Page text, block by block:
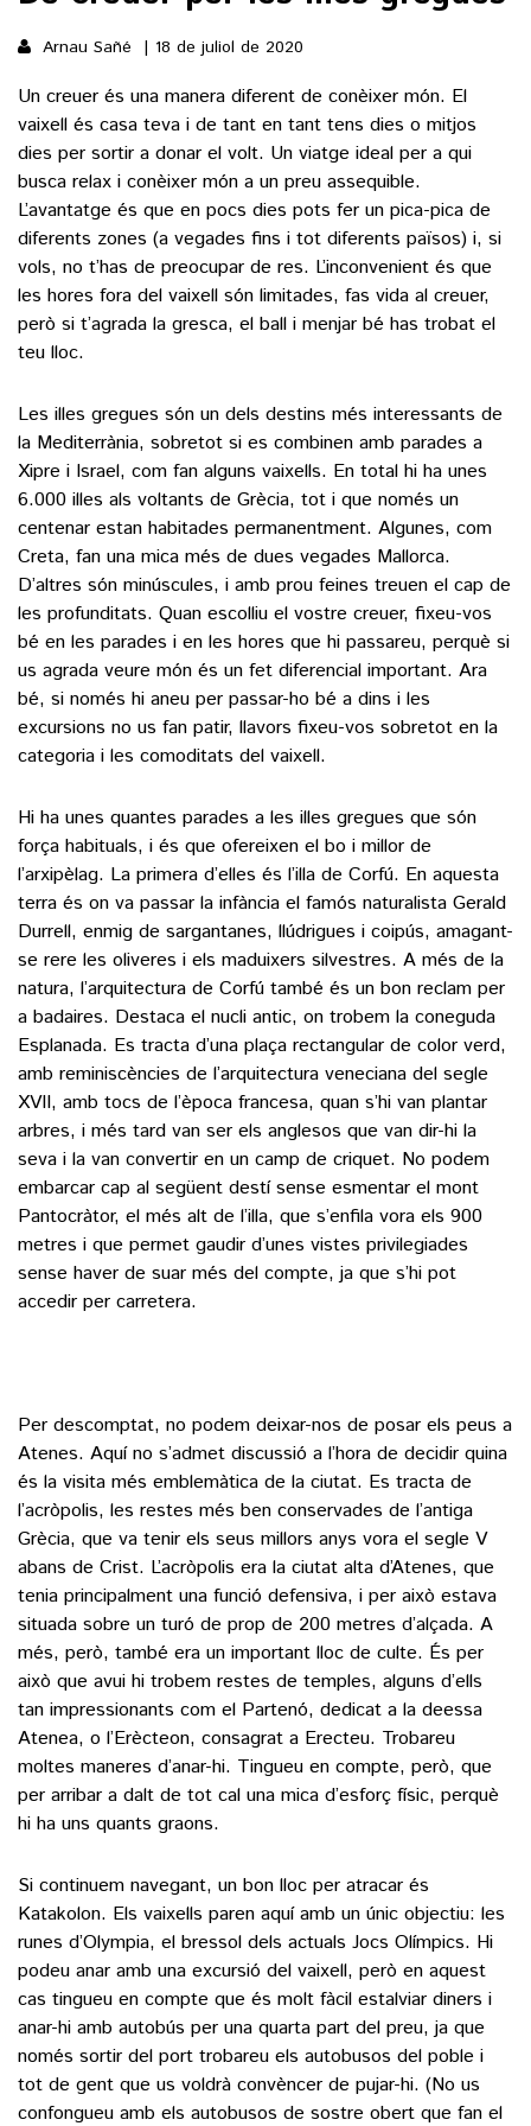
ACTUALITAT
POLÍTICA
SOCIETAT
ECONOMIA
ESPORTS
FUTBOL
HOQUEI PATINS
MOTOR
CULTURA
ARTS ESCÈNIQUES
CALAIX
VEURE TOTES
SUPLEMENTS
9MAGAZÍN
AGENDA
BLOGOSFERA
Arnau Sañé 18 de juliol de 2020
Un creuer és una manera diferent de conèixer món. El
vaixell és casa teva i de tant en tant tens dies o mitjos
dies per sortir a donar el volt. Un viatge ideal per a qui
busca relax i conèixer món a un preu assequible.
L’avantatge és que en pocs dies pots fer un pica-pica de
diferents zones (a vegades fins i tot diferents països) i, si
vols, no t’has de preocupar de res. L’inconvenient és que
les hores fora del vaixell són limitades, fas vida al creuer,
però si t’agrada la gresca, el ball i menjar bé has trobat el
teu lloc.
Les illes gregues són un dels destins més interessants de
la Mediterrània, sobretot si es combinen amb parades a
Xipre i Israel, com fan alguns vaixells. En total hi ha unes
6.000 illes als voltants de Grècia, tot i que només un
centenar estan habitades permanentment. Algunes, com
Creta, fan una mica més de dues vegades Mallorca.
D’altres són minúscules, i amb prou feines treuen el cap de
les profunditats. Quan escolliu el vostre creuer, fixeu-vos
bé en les parades i en les hores que hi passareu, perquè si
us agrada veure món és un fet diferencial important. Ara
bé, si només hi aneu per passar-ho bé a dins i les
excursions no us fan patir, llavors fixeu-vos sobretot en la
categoria i les comoditats del vaixell.
Hi ha unes quantes parades a les illes gregues que són
força habituals, i és que ofereixen el bo i millor de
l’arxipèlag. La primera d’elles és l’illa de Corfú. En aquesta
terra és on va passar la infància el famós naturalista Gerald
Durrell, enmig de sargantanes, llúdrigues i coipús, amagant-
se rere les oliveres i els maduixers silvestres. A més de la
natura, l’arquitectura de Corfú també és un bon reclam per
a badaires. Destaca el nucli antic, on trobem la coneguda
Esplanada. Es tracta d’una plaça rectangular de color verd,
amb reminiscències de l’arquitectura veneciana del segle
XVII, amb tocs de l’època francesa, quan s’hi van plantar
arbres, i més tard van ser els anglesos que van dir-hi la
seva i la van convertir en un camp de criquet. No podem
embarcar cap al següent destí sense esmentar el mont
Pantocràtor, el més alt de l’illa, que s’enfila vora els 900
metres i que permet gaudir d’unes vistes privilegiades
sense haver de suar més del compte, ja que s’hi pot
accedir per carretera.
Per descomptat, no podem deixar-nos de posar els peus a
Atenes. Aquí no s’admet discussió a l’hora de decidir quina
és la visita més emblemàtica de la ciutat. Es tracta de
l’acròpolis, les restes més ben conservades de l’antiga
Grècia, que va tenir els seus millors anys vora el segle V
abans de Crist. L’acròpolis era la ciutat alta d’Atenes, que
tenia principalment una funció defensiva, i per això estava
situada sobre un turó de prop de 200 metres d’alçada. A
més, però, també era un important lloc de culte. És per
això que avui hi trobem restes de temples, alguns d’ells
tan impressionants com el Partenó, dedicat a la deessa
Atenea, o l’Erècteon, consagrat a Erecteu. Trobareu
moltes maneres d’anar-hi. Tingueu en compte, però, que
per arribar a dalt de tot cal una mica d’esforç físic, perquè
hi ha uns quants graons.
Si continuem navegant, un bon lloc per atracar és
Katakolon. Els vaixells paren aquí amb un únic objectiu: les
runes d’Olympia, el bressol dels actuals Jocs Olímpics. Hi
podeu anar amb una excursió del vaixell, però en aquest
cas tingueu en compte que és molt fàcil estalviar diners i
anar-hi amb autobús per una quarta part del preu, ja que
només sortir del port trobareu els autobusos del poble i
tot de gent que us voldrà convèncer de pujar-hi. (No us
confongueu amb els autobusos de sostre obert que fan el